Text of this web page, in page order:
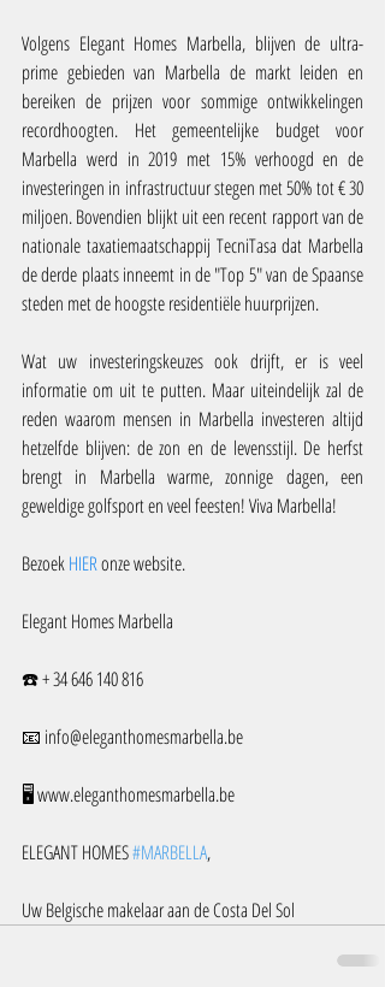
Volgens Elegant Homes Marbella, blijven de ultra-
prime gebieden van Marbella de markt leiden en
bereiken de prijzen voor sommige ontwikkelingen
recordhoogten. Het gemeentelijke budget voor
Marbella werd in 2019 met 15% verhoogd en de
investeringen in infrastructuur stegen met 50% tot € 30
miljoen. Bovendien blijkt uit een recent rapport van de
nationale taxatiemaatschappij TecniTasa dat Marbella
de derde plaats inneemt in de "Top 5" van de Spaanse
steden met de hoogste residentiële huurprijzen.
Wat uw investeringskeuzes ook drijft, er is veel
informatie om uit te putten. Maar uiteindelijk zal de
reden waarom mensen in Marbella investeren altijd
hetzelfde blijven: de zon en de levensstijl. De herfst
brengt in Marbella warme, zonnige dagen, een
geweldige golfsport en veel feesten! Viva Marbella!
Bezoek HIER onze website.
Elegant Homes Marbella
☎️ + 34 646 140 816
📧 info@eleganthomesmarbella.be
🖥️ www.eleganthomesmarbella.be
ELEGANT HOMES #MARBELLA,
Uw Belgische makelaar aan de Costa Del Sol